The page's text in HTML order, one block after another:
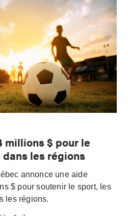
millions $ pour le
les régions
annonce une aide
$ pour soutenir le sport, les
les régions.